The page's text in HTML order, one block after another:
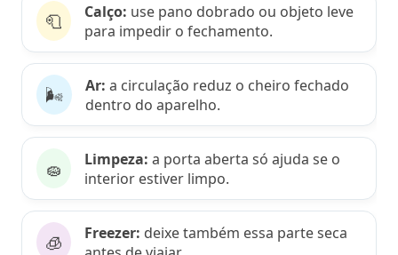
🧻 Calço: use pano dobrado ou objeto leve
para impedir o fechamento.
🌬️ Ar: a circulação reduz o cheiro fechado
dentro do aparelho.
🧽 Limpeza: a porta aberta só ajuda se o
interior estiver limpo.
🧊 Freezer: deixe também essa parte seca